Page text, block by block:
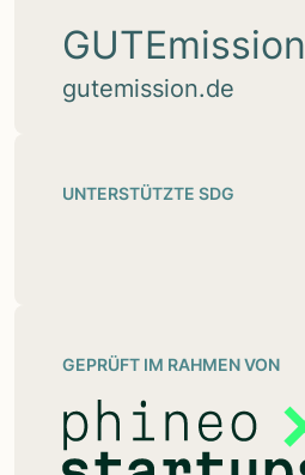
GUTEmis­sion
gutemission.de
UNTERSTÜTZTE SDG
GEPRÜFT IM RAHMEN VON